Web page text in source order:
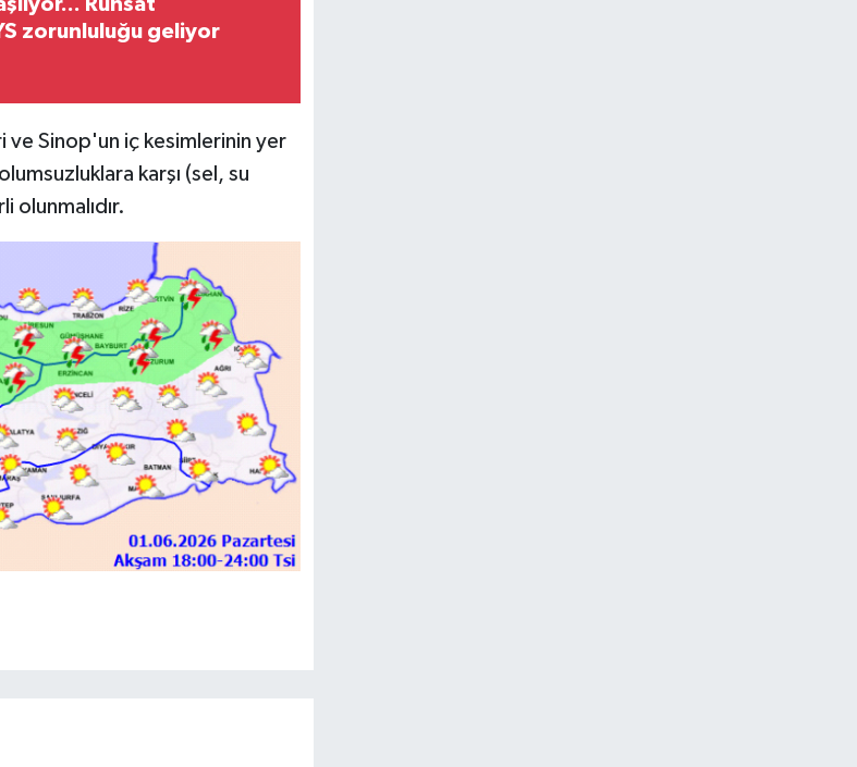
zorunluluğu geliyor
ve Sinop'un iç kesimlerinin yer
karşı (sel, su
olunmalıdır.